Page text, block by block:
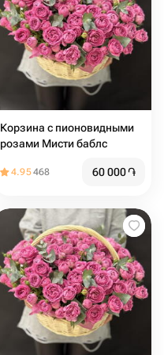
Корзина с пионовидными
розами Мисти баблс
4.95468 60 000֏